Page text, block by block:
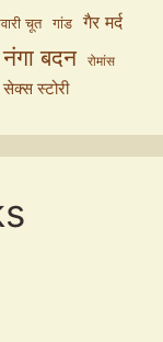
चूत गांड गैर मर्द
नंगा बदन रोमांस
सेक्स स्टोरी